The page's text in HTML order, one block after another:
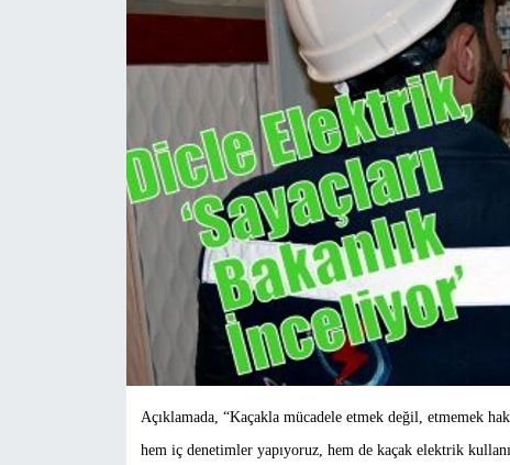
Açıklamada, “Kaçakla mücadele etmek değil, etmemek
hem iç denetimler yapıyoruz, hem de kaçak elektrik